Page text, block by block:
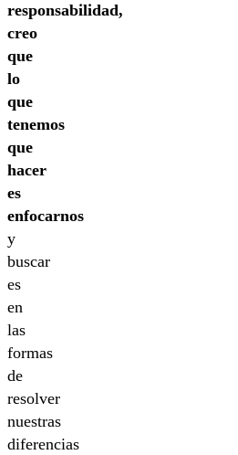
responsabilidad,
creo
que
lo
que
tenemos
que
hacer
es
enfocarnos
y
buscar
es
en
las
formas
de
resolver
nuestras
diferencias